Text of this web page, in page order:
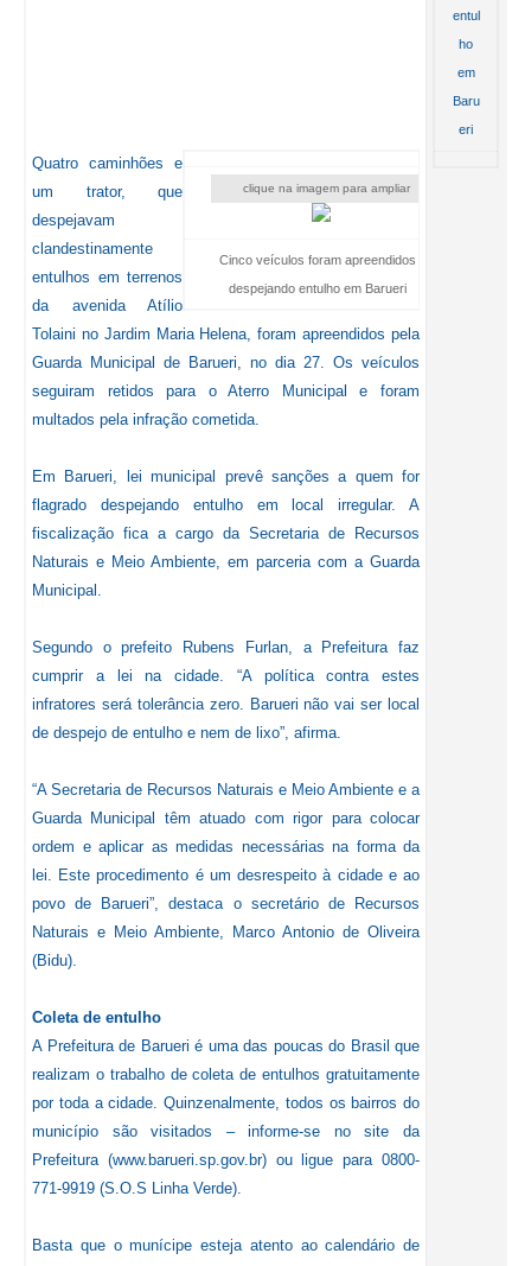
clique na imagem para ampliar
Cinco veículos foram apreendidos
despejando entulho em Barueri
Quatro caminhões e
um trator, que
despejavam
clandestinamente
entulhos em terrenos
da avenida Atílio
Tolaini no Jardim Maria Helena, foram apreendidos pela
Guarda Municipal de Barueri, no dia 27. Os veículos
seguiram retidos para o Aterro Municipal e foram
multados pela infração cometida.
Em Barueri, lei municipal prevê sanções a quem for
flagrado despejando entulho em local irregular. A
fiscalização fica a cargo da Secretaria de Recursos
Naturais e Meio Ambiente, em parceria com a Guarda
Municipal.
Segundo o prefeito Rubens Furlan, a Prefeitura faz
cumprir a lei na cidade. “A política contra estes
infratores será tolerância zero. Barueri não vai ser local
de despejo de entulho e nem de lixo”, afirma.
“A Secretaria de Recursos Naturais e Meio Ambiente e a
Guarda Municipal têm atuado com rigor para colocar
ordem e aplicar as medidas necessárias na forma da
lei. Este procedimento é um desrespeito à cidade e ao
povo de Barueri”, destaca o secretário de Recursos
Naturais e Meio Ambiente, Marco Antonio de Oliveira
(Bidu).
Coleta de entulho
A Prefeitura de Barueri é uma das poucas do Brasil que
realizam o trabalho de coleta de entulhos gratuitamente
por toda a cidade. Quinzenalmente, todos os bairros do
município são visitados – informe-se no site da
Prefeitura (www.barueri.sp.gov.br) ou ligue para 0800-
771-9919 (S.O.S Linha Verde).
Basta que o munícipe esteja atento ao calendário de